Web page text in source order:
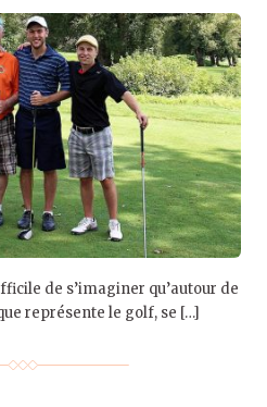
de s’imaginer qu’autour de
représente le golf, se […]